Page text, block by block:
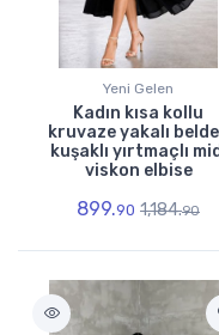
Yeni Gelen
Kadın kısa kollu
kruvaze yakalı
kuşaklı yırtmaçlı
viskon elbise
899.90 1,184.90